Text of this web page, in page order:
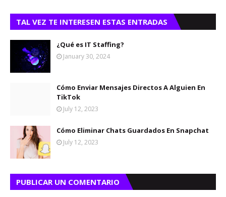
TAL VEZ TE INTERESEN ESTAS ENTRADAS
¿Qué es IT Staffing?
January 30, 2024
Cómo Enviar Mensajes Directos A Alguien En
TikTok
July 12, 2023
Cómo Eliminar Chats Guardados En Snapchat
July 12, 2023
PUBLICAR UN COMENTARIO